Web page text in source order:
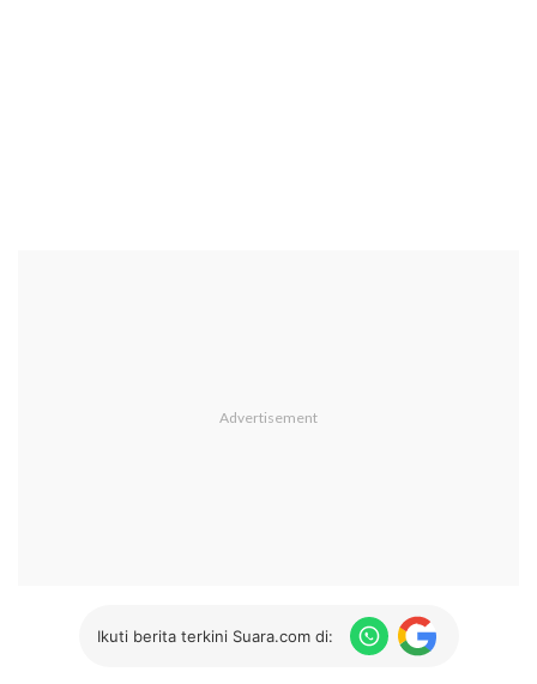
Ikuti berita terkini Suara.com di: